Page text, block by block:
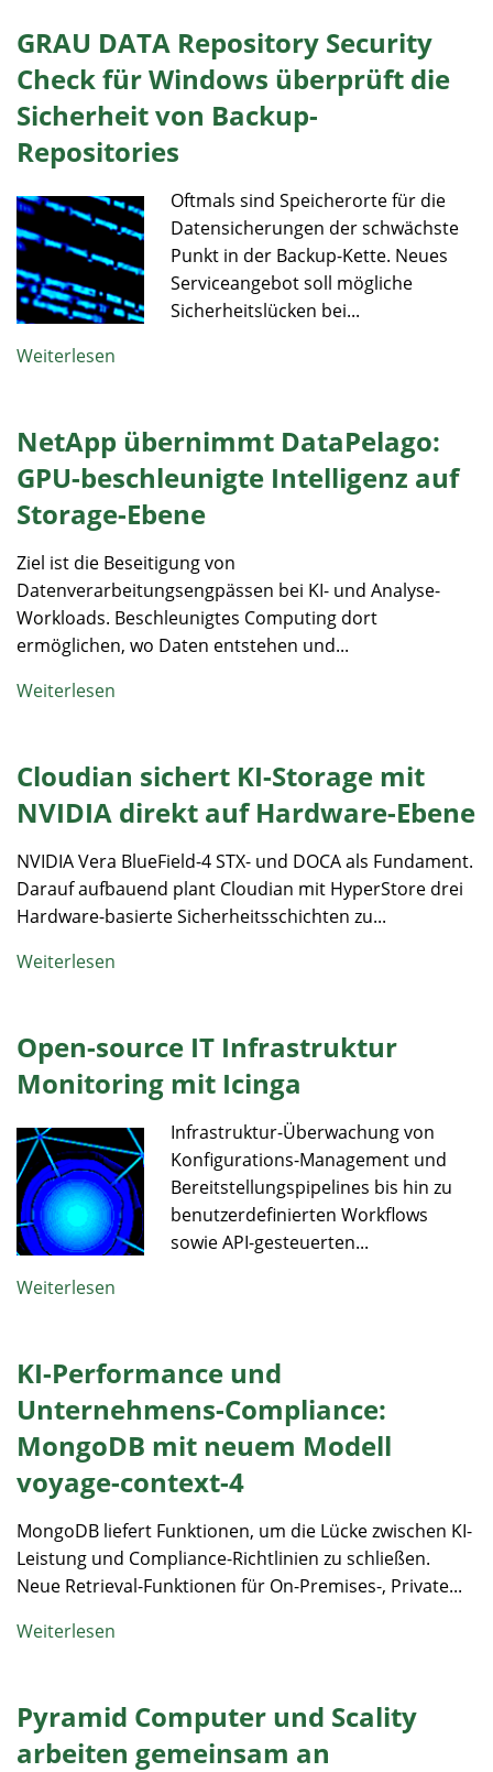
GRAU DATA Repository Security
Check für Windows überprüft die
Sicherheit von Backup-
Repositories
Oftmals sind Speicherorte für die
Datensicherungen der schwächste
Punkt in der Backup-Kette. Neues
Serviceangebot soll mögliche
Sicherheitslücken bei...
Weiterlesen
NetApp übernimmt DataPelago:
GPU-beschleunigte Intelligenz auf
Storage-Ebene
Ziel ist die Beseitigung von
Datenverarbeitungsengpässen bei KI- und Analyse-
Workloads. Beschleunigtes Computing dort
ermöglichen, wo Daten entstehen und...
Weiterlesen
Cloudian sichert KI-Storage mit
NVIDIA direkt auf Hardware-Ebene
NVIDIA Vera BlueField-4 STX- und DOCA als Fundament.
Darauf aufbauend plant Cloudian mit HyperStore drei
Hardware-basierte Sicherheitsschichten zu...
Weiterlesen
Open-source IT Infrastruktur
Monitoring mit Icinga
Infrastruktur-Überwachung von
Konfigurations-Management und
Bereitstellungspipelines bis hin zu
benutzerdefinierten Workflows
sowie API-gesteuerten...
Weiterlesen
KI-Performance und
Unternehmens-Compliance:
MongoDB mit neuem Modell
voyage-context-4
MongoDB liefert Funktionen, um die Lücke zwischen KI-
Leistung und Compliance-Richtlinien zu schließen.
Neue Retrieval-Funktionen für On-Premises-, Private...
Weiterlesen
Pyramid Computer und Scality
arbeiten gemeinsam an